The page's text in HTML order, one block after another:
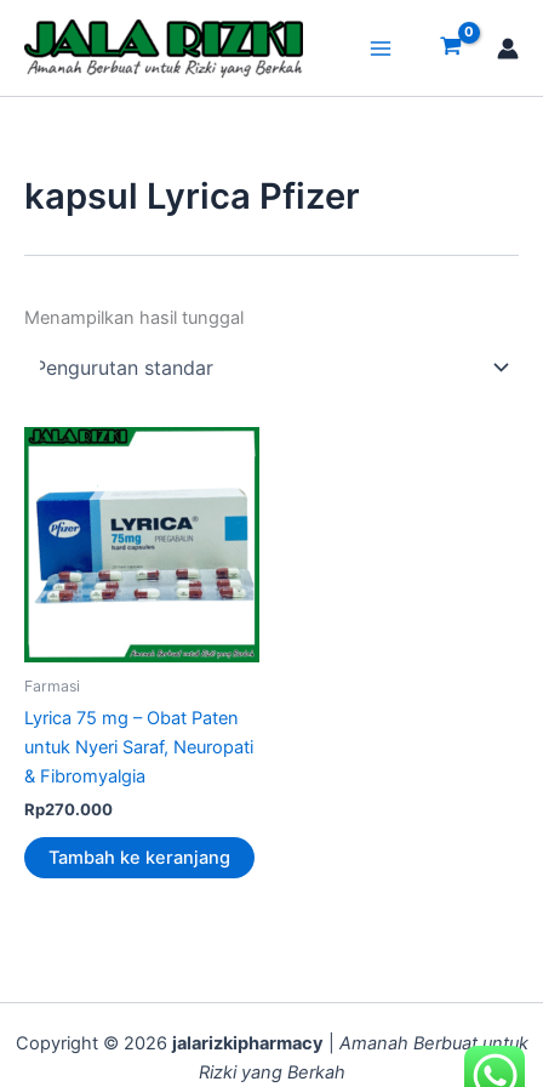
konten
kapsul Lyrica Pfizer
Menampilkan hasil tunggal
Farmasi
Lyrica 75 mg – Obat Paten
untuk Nyeri Saraf, Neuropati
& Fibromyalgia
Rp270.000
Tambah ke keranjang
Copyright © 2026 jalarizkipharmacy
Amanah Berbuat untuk
Rizki yang Berkah